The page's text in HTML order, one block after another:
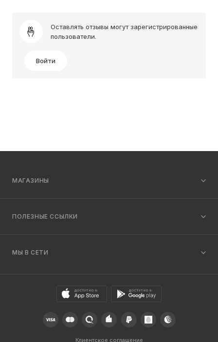
Оставлять отзывы могут зарегистрированные
пользователи.
Войти
МАГАЗИНЫ
ПОЛЕЗНЫЕ ССЫЛКИ
МЫ В СЕТИ
Клиентское соглашение